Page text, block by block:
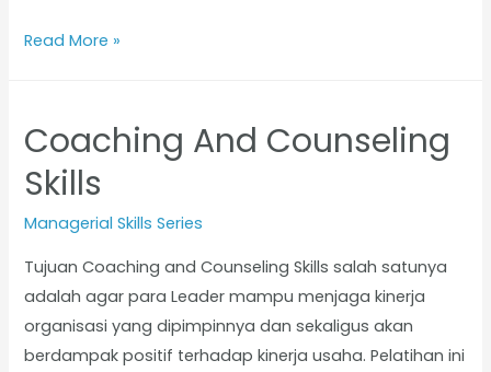
Read More »
Coaching And Counseling
Skills
Managerial Skills Series
Tujuan Coaching and Counseling Skills salah satunya
adalah agar para Leader mampu menjaga kinerja
organisasi yang dipimpinnya dan sekaligus akan
berdampak positif terhadap kinerja usaha. Pelatihan ini